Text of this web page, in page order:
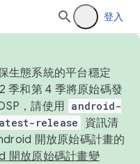
登入
生態系統的平台穩定
季和第 4 季將原始碼發
，請使用 android-
release
資訊清
開放原始碼計畫的
開放原始碼計畫變